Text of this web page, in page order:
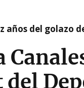
años del golazo